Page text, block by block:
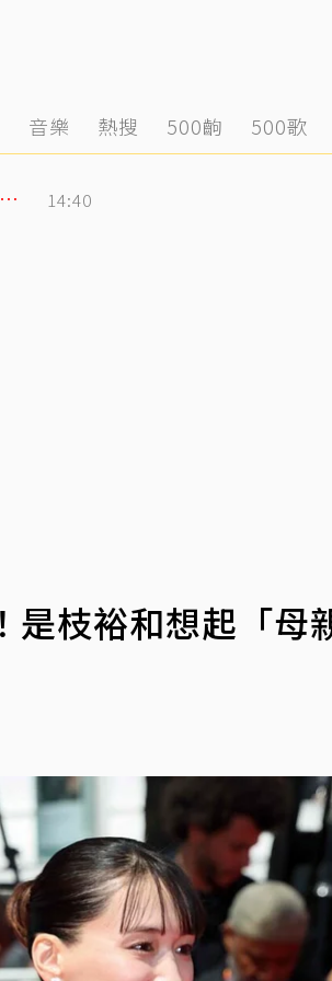
音樂 熱搜 500齣 500歌
安以軒偽單親4年半低調行善！ 友人犯錯被她要求捐百萬「消弭不滿」 14:40
是枝裕和想起「母